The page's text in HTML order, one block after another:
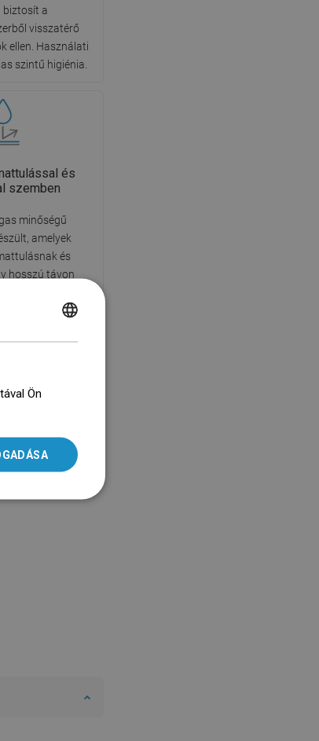
biztosít a
visszatérő
ellen. Használati
szintű higiénia.
és
szemben
minőségű
amelyek
és
hosszú távon
függetlenül a
LITHUANIAN
Ön